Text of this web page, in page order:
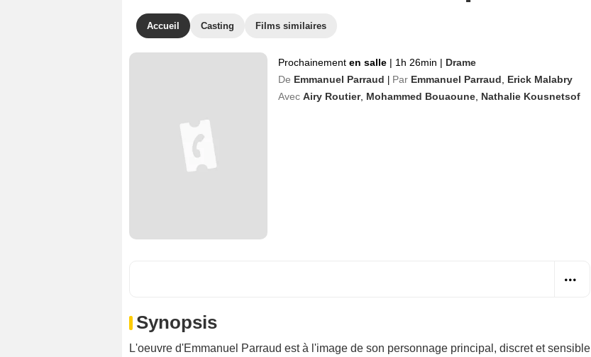
Accueil Casting Films similaires
Prochainement en salle | 1h 26min | Drame
De Emmanuel Parraud Par Emmanuel Parraud
Erick Malabry
Avec Airy Routier, Mohammed Bouaoune Nathalie Kousnetsof
Synopsis
L'oeuvre d'Emmanuel Parraud est à l'image de son personnage principal, discret et sensible